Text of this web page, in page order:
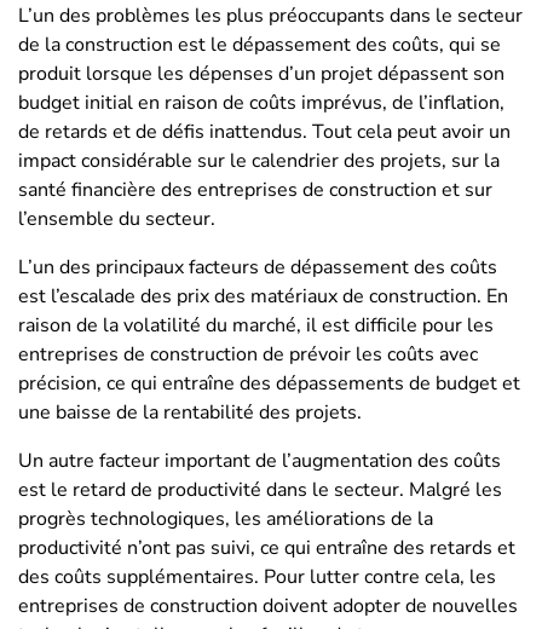
L’un des problèmes les plus préoccupants dans le secteur
de la construction est le dépassement des coûts, qui se
produit lorsque les dépenses d’un projet dépassent son
budget initial en raison de coûts imprévus, de l’inflation,
de retards et de défis inattendus. Tout cela peut avoir un
impact considérable sur le calendrier des projets, sur la
santé financière des entreprises de construction et sur
l’ensemble du secteur.
L’un des principaux facteurs de dépassement des coûts
est l’escalade des prix des matériaux de construction. En
raison de la volatilité du marché, il est difficile pour les
entreprises de construction de prévoir les coûts avec
précision, ce qui entraîne des dépassements de budget et
une baisse de la rentabilité des projets.
Un autre facteur important de l’augmentation des coûts
est le retard de productivité dans le secteur. Malgré les
progrès technologiques, les améliorations de la
productivité n’ont pas suivi, ce qui entraîne des retards et
des coûts supplémentaires. Pour lutter contre cela, les
entreprises de construction doivent adopter de nouvelles